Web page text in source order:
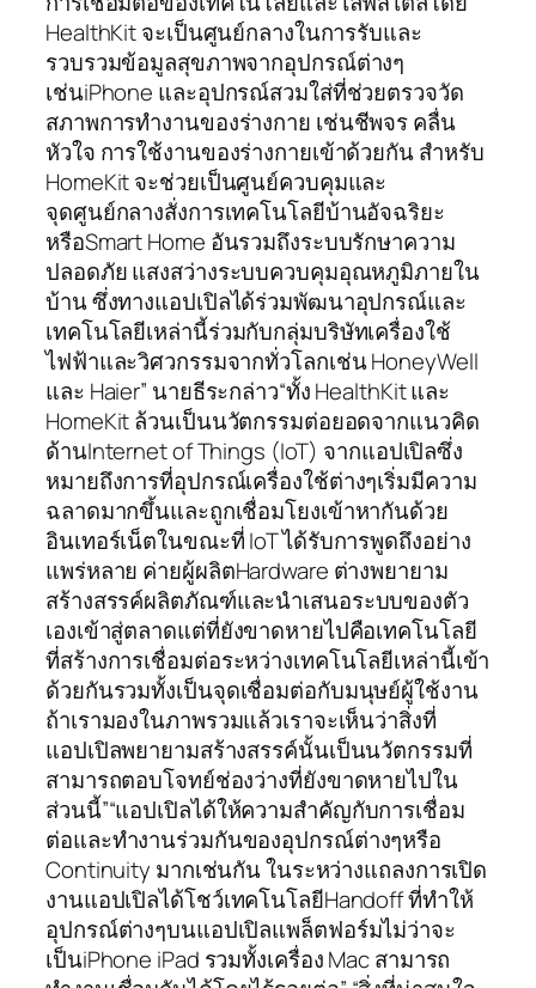
HealthKit จะเป็นศูนย์กลางในการรับและ
รวบรวมข้อมูลสุขภาพจากอุปกรณ์ต่างๆ
เช่นiPhone และอุปกรณ์สวมใส่ที่ช่วยตรวจวัด
สภาพการทำงานของร่างกาย เช่นชีพจร คลื่น
หัวใจ การใช้งานของร่างกายเข้าด้วยกัน สำหรับ
HomeKit จะช่วยเป็นศูนย์ควบคุมและ
จุดศูนย์กลางสั่งการเทคโนโลยีบ้านอัจฉริยะ
หรือSmart Home อันรวมถึงระบบรักษาความ
ปลอดภัย แสงสว่างระบบควบคุมอุณหภูมิภายใน
บ้าน ซึ่งทางแอปเปิลได้ร่วมพัฒนาอุปกรณ์และ
เทคโนโลยีเหล่านี้ร่วมกับกลุ่มบริษัทเครื่องใช้
ไฟฟ้าและวิศวกรรมจากทั่วโลกเช่น HoneyWell
และ Haier” นายธีระกล่าว“ทั้ง HealthKit และ
HomeKit ล้วนเป็นนวัตกรรมต่อยอดจากแนวคิด
ด้านInternet of Things (IoT) จากแอปเปิลซึ่ง
หมายถึงการที่อุปกรณ์เครื่องใช้ต่างๆเริ่มมีความ
ฉลาดมากขึ้นและถูกเชื่อมโยงเข้าหากันด้วย
อินเทอร์เน็ตในขณะที่ IoT ได้รับการพูดถึงอย่าง
แพร่หลาย ค่ายผู้ผลิตHardware ต่างพยายาม
สร้างสรรค์ผลิตภัณฑ์และนำเสนอระบบของตัว
เองเข้าสู่ตลาดแต่ที่ยังขาดหายไปคือเทคโนโลยี
ที่สร้างการเชื่อมต่อระหว่างเทคโนโลยีเหล่านี้เข้า
ด้วยกันรวมทั้งเป็นจุดเชื่อมต่อกับมนุษย์ผู้ใช้งาน
ถ้าเรามองในภาพรวมแล้วเราจะเห็นว่าสิ่งที่
แอปเปิลพยายามสร้างสรรค์นั้นเป็นนวัตกรรมที่
สามารถตอบโจทย์ช่องว่างที่ยังขาดหายไปใน
ส่วนนี้”“แอปเปิลได้ให้ความสำคัญกับการเชื่อม
ต่อและทำงานร่วมกันของอุปกรณ์ต่างๆหรือ
Continuity มากเช่นกัน ในระหว่างแถลงการเปิด
งานแอปเปิลได้โชว์เทคโนโลยีHandoff ที่ทำให้
อุปกรณ์ต่างๆบนแอปเปิลแพล็ตฟอร์มไม่ว่าจะ
เป็นiPhone iPad รวมทั้งเครื่อง Mac สามารถ